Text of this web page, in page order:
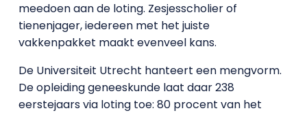
meedoen aan de loting. Zesjesscholier of
tienenjager, iedereen met het juiste
vakkenpakket maakt evenveel kans.
De Universiteit Utrecht hanteert een mengvorm.
De opleiding geneeskunde laat daar 238
eerstejaars via loting toe: 80 procent van het